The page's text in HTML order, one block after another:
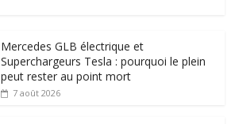
Mercedes GLB électrique et
Superchargeurs Tesla : pourquoi le plein
peut rester au point mort
7 août 2026